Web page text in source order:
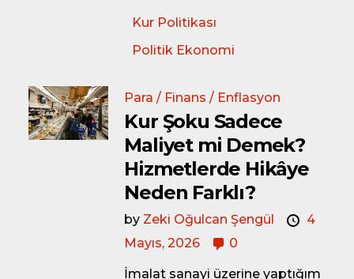
Kur Politikası
Politik Ekonomi
Para / Finans / Enflasyon
Kur Şoku Sadece
Maliyet mi Demek?
Hizmetlerde Hikâye
Neden Farklı?
by Zeki Oğulcan Şengül
4
Mayıs, 2026
0
İmalat sanayi üzerine yaptığım